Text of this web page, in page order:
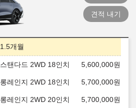
견적 내기
1.5개월
스탠다드 2WD 18인치 5,600,000원
롱레인지 2WD 18인치 5,700,000원
롱레인지 2WD 20인치 5,700,000원